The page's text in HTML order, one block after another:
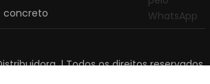
concreto
. | Todos os direitos reservados.